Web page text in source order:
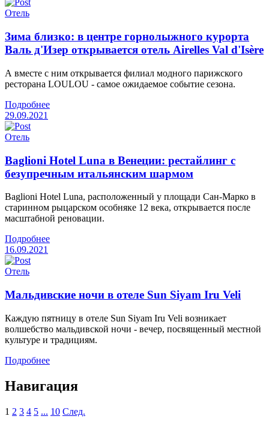
Отель
Зима близко: в центре горнолыжного курорта
Валь д'Изер открывается отель Airelles Val d'Isère
А вместе с ним открывается филиал модного парижского
ресторана LOULOU - самое ожидаемое событие сезона.
Подробнее
29.09.2021
Отель
Baglioni Hotel Luna в Венеции: рестайлинг с
безупречным итальянским шармом
Baglioni Hotel Luna, расположенный у площади Сан-Марко в
старинном рыцарском особняке 12 века, открывается после
масштабной реновации.
Подробнее
16.09.2021
Отель
Мальдивские ночи в отеле Sun Siyam Iru Veli
Каждую пятницу в отеле Sun Siyam Iru Veli возникает
волшебство мальдивской ночи - вечер, посвященный местной
культуре и традициям.
Подробнее
Навигация
1 2 3 4 5 ... 10 След.